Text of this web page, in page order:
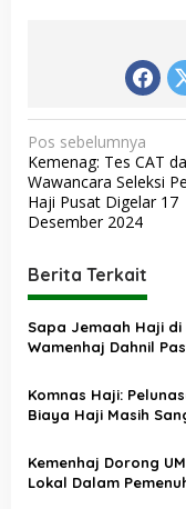
N
a
v
i
g
a
s
i
p
o
s
Pos sebelumnya
Kemenag: Tes CAT
Wawancara Seleksi
Haji Pusat Digelar 17
Desember 2024
Berita Terkait
Sapa Jemaah Haji di
Wamenhaj Dahnil
Konsumsi Optimal
Komnas Haji:
Biaya Haji Masih
Kemenhaj Dorong
Lokal Dalam